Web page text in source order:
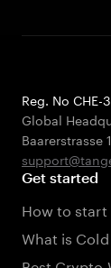
Reg. No CHE-
Global
Baarerstrasse
Get started
How to
What is